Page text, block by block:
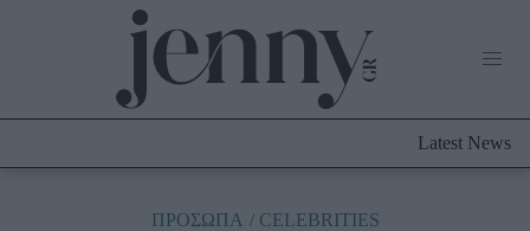
Culture
Latest News
ΠΡΟΣΩΠΑ CELEBRITIES